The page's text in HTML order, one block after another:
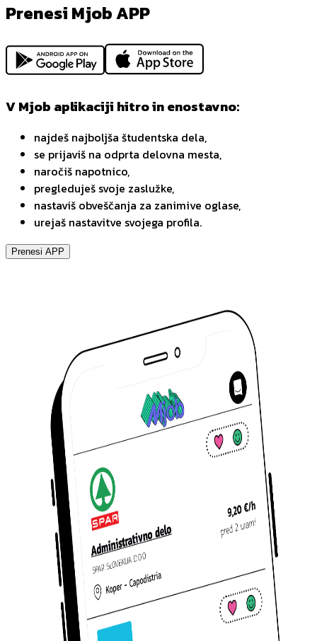
Prenesi Mjob APP
V Mjob aplikaciji hitro in enostavno:
najdeš najboljša študentska dela,
se prijaviš na odprta delovna mesta,
naročiš napotnico,
pregleduješ svoje zaslužke,
nastaviš obveščanja za zanimive oglase,
urejaš nastavitve svojega profila.
Prenesi APP